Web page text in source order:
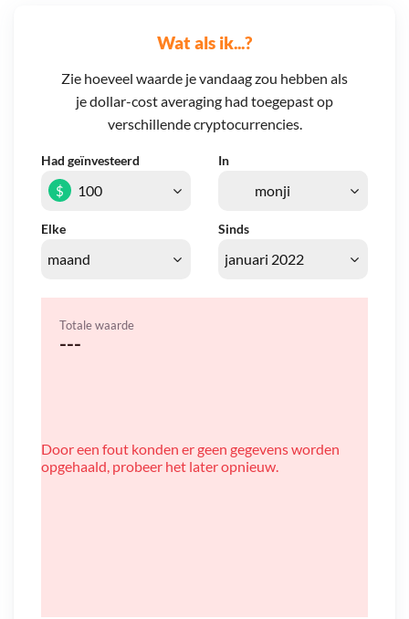
Wat als ik...?
Zie hoeveel waarde je vandaag zou hebben als
je dollar-cost averaging had toegepast op
verschillende cryptocurrencies.
Had geïnvesteerd In
Elke Sinds
$
Totale waarde
---
Door een fout konden er geen gegevens worden
opgehaald, probeer het later opnieuw.